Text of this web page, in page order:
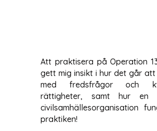
Att praktisera på Operation
gett mig insikt i hur det går
med fredsfrågor och
rättigheter, samt hur en
civilsamhällesorganisation
praktiken!